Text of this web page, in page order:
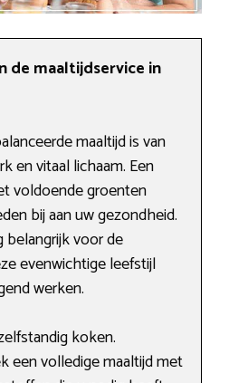
de maaltijdservice in
maaltijd is van
en vitaal lichaam. Een
voldoende groenten
bij aan uw gezondheid.
belangrijk voor de
evenwichtige leefstijl
werken.
koken.
een volledige maaltijd met